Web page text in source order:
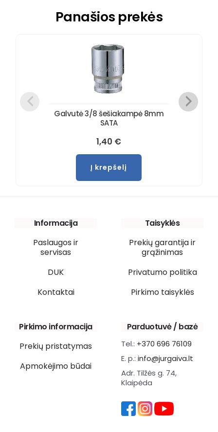
Panašios prekės
Galvutė 3/8 šešiakampė 8mm
SATA
1,40 €
Į krepšelį
Informacija
Paslaugos ir
servisas
DUK
Kontaktai
Taisyklės
Prekių garantija ir
grąžinimas
Privatumo politika
Pirkimo taisyklės
Pirkimo informacija
Prekių pristatymas
Apmokėjimo būdai
Parduotuvė / bazė
Tel.: +370 696 76109
E. p.: info@jurgaiva.lt
Adr. Tilžės g. 74,
Klaipėda